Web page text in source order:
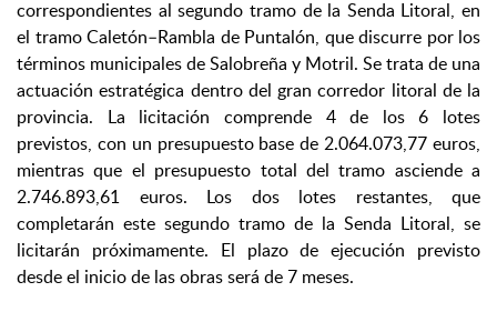
correspondientes al segundo tramo de la Senda Litoral, en
el tramo Caletón–Rambla de Puntalón, que discurre por los
términos municipales de Salobreña y Motril. Se trata de una
actuación estratégica dentro del gran corredor litoral de la
provincia. La licitación comprende 4 de los 6 lotes
previstos, con un presupuesto base de 2.064.073,77 euros,
mientras que el presupuesto total del tramo asciende a
2.746.893,61 euros. Los dos lotes restantes, que
completarán este segundo tramo de la Senda Litoral, se
licitarán próximamente. El plazo de ejecución previsto
desde el inicio de las obras será de 7 meses.